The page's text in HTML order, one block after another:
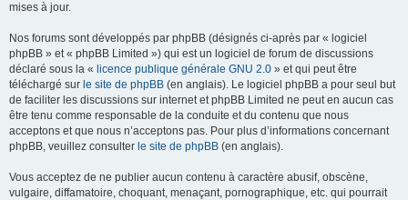
mises à jour.
Nos forums sont développés par phpBB (désignés ci-après par « logiciel
phpBB » et « phpBB Limited ») qui est un logiciel de forum de discussions
déclaré sous la « licence publique générale GNU 2.0 » et qui peut être
téléchargé sur le site de phpBB (en anglais). Le logiciel phpBB a pour seul but
de faciliter les discussions sur internet et phpBB Limited ne peut en aucun cas
être tenu comme responsable de la conduite et du contenu que nous
acceptons et que nous n’acceptons pas. Pour plus d’informations concernant
phpBB, veuillez consulter le site de phpBB (en anglais).
Vous acceptez de ne publier aucun contenu à caractère abusif, obscène,
vulgaire, diffamatoire, choquant, menaçant, pornographique, etc. qui pourrait